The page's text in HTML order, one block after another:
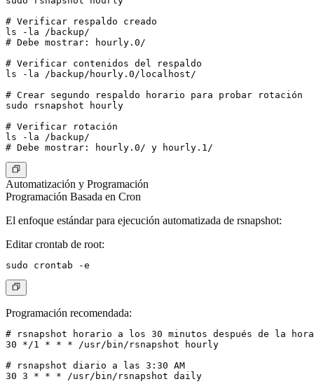
# Verificar respaldo creado
ls -la /backup/
# Debe mostrar: hourly.0/
# Verificar contenidos del respaldo
ls -la /backup/hourly.0/localhost/
# Crear segundo respaldo horario para probar rotación
sudo rsnapshot hourly
# Verificar rotación
ls -la /backup/
Automatización y Programación
Programación Basada en Cron
El enfoque estándar para ejecución automatizada de rsnapshot:
Editar crontab de root:
Programación recomendada:
# rsnapshot horario a los 30 minutos después de la hora
30 */1 * * * /usr/bin/rsnapshot hourly
# rsnapshot diario a las 3:30 AM
30 3 * * * /usr/bin/rsnapshot daily